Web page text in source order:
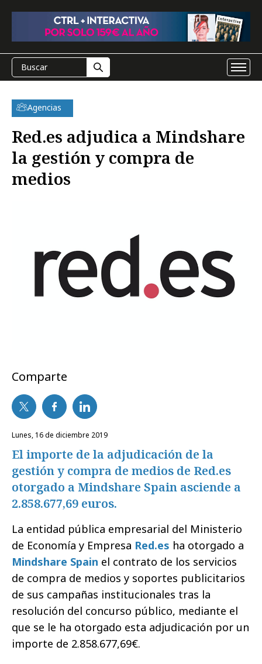
Agencias
Red.es adjudica a Mindshare
la gestión y compra de
medios
Comparte
lunes, 16 de diciembre 2019
El importe de la adjudicación de la
gestión y compra de medios de Red.es
otorgado a Mindshare Spain asciende a
2.858.677,69 euros.
La entidad pública empresarial del Ministerio
de Economía y Empresa Red.es ha otorgado a
Mindshare Spain el contrato de los servicios
de compra de medios y soportes publicitarios
de sus campañas institucionales tras la
resolución del concurso público, mediante el
que se le ha otorgado esta adjudicación por un
importe de 2.858.677,69€.